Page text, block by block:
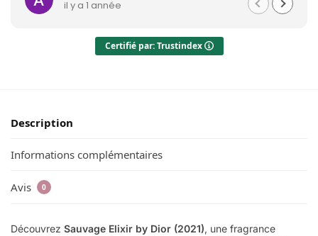
il y a 1 année
Certifié par: Trustindex
Description
Informations complémentaires
Avis 0
Découvrez Sauvage Elixir by Dior (2021), une fragrance